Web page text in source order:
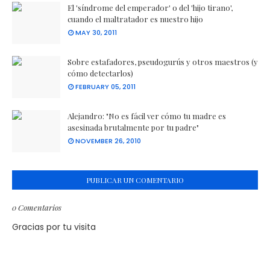
El 'síndrome del emperador' o del 'hijo tirano',
cuando el maltratador es nuestro hijo
MAY 30, 2011
Sobre estafadores, pseudogurús y otros maestros (y
cómo detectarlos)
FEBRUARY 05, 2011
Alejandro: "No es fácil ver cómo tu madre es
asesinada brutalmente por tu padre"
NOVEMBER 26, 2010
PUBLICAR UN COMENTARIO
0 Comentarios
Gracias por tu visita